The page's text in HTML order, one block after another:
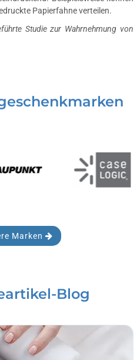
Papierfahne verteilen.
Studie zur Wahrnehmung von
Marken
Blog